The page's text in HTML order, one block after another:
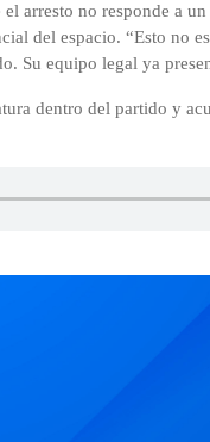
el arresto no responde a
del espacio. “Esto no
Su equipo legal ya
dentro del partido y